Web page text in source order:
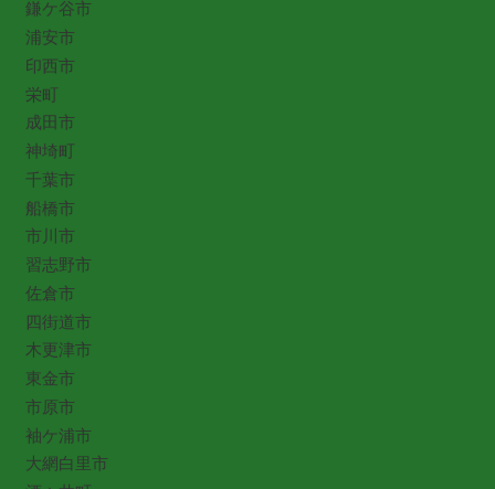
鎌ケ谷市
浦安市
印西市
栄町
成田市
神埼町
千葉市
船橋市
市川市
習志野市
佐倉市
四街道市
木更津市
東金市
市原市
袖ケ浦市
大網白里市